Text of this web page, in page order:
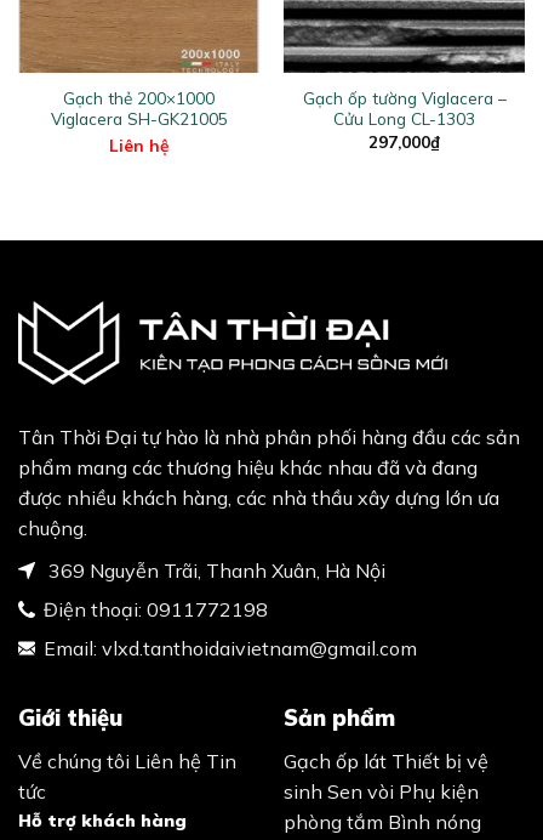
Gạch thẻ 200×1000
Viglacera SH-GK21005
Liên hệ
Gạch ốp tường Viglacera –
Cửu Long CL-1303
297,000₫
Tân Thời Đại tự hào là nhà phân phối hàng đầu các sản
phẩm mang các thương hiệu khác nhau đã và đang
được nhiều khách hàng, các nhà thầu xây dựng lớn ưa
chuộng.
369 Nguyễn Trãi, Thanh Xuân, Hà Nội
Điện thoại: 0911772198
Email: vlxd.tanthoidaivietnam@gmail.com
Giới thiệu
Về chúng tôi Liên hệ Tin
tức
Hỗ trợ khách hàng
Sản phẩm
Gạch ốp lát Thiết bị vệ
sinh Sen vòi Phụ kiện
phòng tắm Bình nóng